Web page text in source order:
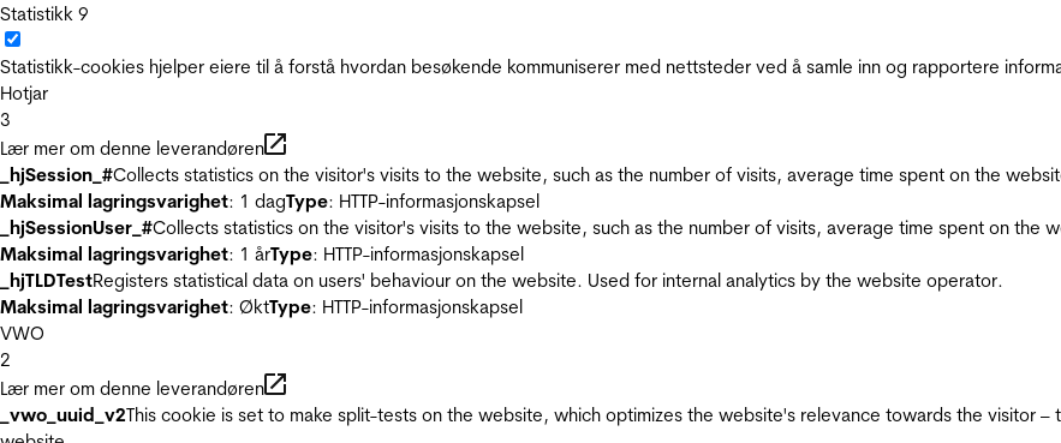
Statistikk 9
Statistikk-cookies hjelper eiere til å forstå hvordan besøkende kommuniserer med nettsteder ved å samle inn og rapportere
Hotjar
3
Lær mer om denne leverandøren
_hjSession_#Collects statistics on the visitor's visits to the website, such as the number of visits, average time spent on the
Maksimal lagringsvarighet: 1 dagType: HTTP-informasjonskapsel
_hjSessionUser_#Collects statistics on the visitor's visits to the website, such as the number of visits, average time spent on the
Maksimal lagringsvarighet: 1 årType: HTTP-informasjonskapsel
_hjTLDTestRegisters statistical data on users' behaviour on the website. Used for internal analytics by the website operator.
Maksimal lagringsvarighet: ØktType: HTTP-informasjonskapsel
VWO
2
Lær mer om denne leverandøren
_vwo_uuid_v2This cookie is set to make split-tests on the website, which optimizes the website's relevance towards the visitor